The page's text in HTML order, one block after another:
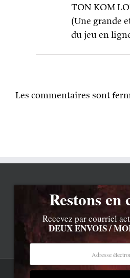
TON KOM
(Une grande
du jeu en
Les commentaires sont
Restons en
Recevez par courriel
DEUX ENVOIS /